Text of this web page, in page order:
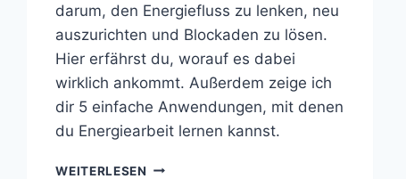
darum, den Energiefluss zu lenken, neu
auszurichten und Blockaden zu lösen.
Hier erfährst du, worauf es dabei
wirklich ankommt. Außerdem zeige ich
dir 5 einfache Anwendungen, mit denen
du Energiearbeit lernen kannst.
WEITERLESEN ENERGIEARBEIT